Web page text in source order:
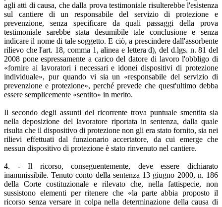
agli atti di causa, che dalla prova testimoniale risulterebbe l'esistenza
sul cantiere di un responsabile del servizio di protezione e
prevenzione, senza specificare da quali passaggi della prova
testimoniale sarebbe stata desumibile tale conclusione e senza
indicare il nome di tale soggetto. E ciò, a prescindere dall'assorbente
rilievo che l'art. 18, comma 1, alinea e lettera d), del d.lgs. n. 81 del
2008 pone espressamente a carico del datore di lavoro l'obbligo di
«fornire ai lavoratori i necessari e idonei dispositivi di protezione
individuale», pur quando vi sia un «responsabile del servizio di
prevenzione e protezione», perché prevede che quest'ultimo debba
essere semplicemente «sentito» in merito.
Il secondo degli assunti del ricorrente trova puntuale smentita sia
nella deposizione del lavoratore riportata in sentenza, dalla quale
risulta che il dispositivo di protezione non gli era stato fornito, sia nei
rilievi effettuati dal funzionario accertatore, da cui emerge che
nessun dispositivo di protezione è stato rinvenuto nel cantiere.
4. - Il ricorso, conseguentemente, deve essere dichiarato
inammissibile. Tenuto conto della sentenza 13 giugno 2000, n. 186
della Corte costituzionale e rilevato che, nella fattispecie, non
sussistono elementi per ritenere che «la parte abbia proposto il
ricorso senza versare in colpa nella determinazione della causa di